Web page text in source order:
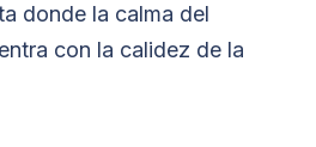
donde la calma del
con la calidez de la